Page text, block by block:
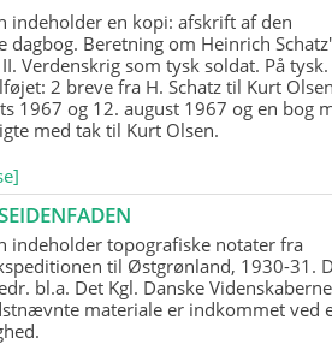
indeholder en kopi: afskrift af den
dagbog. Beretning om Heinrich Schatz'
Verdenskrig som tysk soldat. På tysk.
2 breve fra H. Schatz til Kurt
1967 og 12. august 1967 og en bog
med tak til Kurt Olsen.
indeholder topografiske notater fra
til Østgrønland, 1930-31.
bl.a. Det Kgl. Danske
materiale er indkommet ved